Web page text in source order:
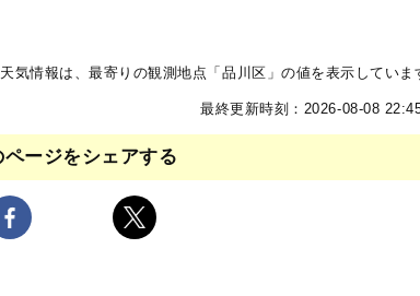
気情報は、最寄りの観測地点「品川区」の値を表示していま
最終更新時刻：2026-08-08
ページをシェアする